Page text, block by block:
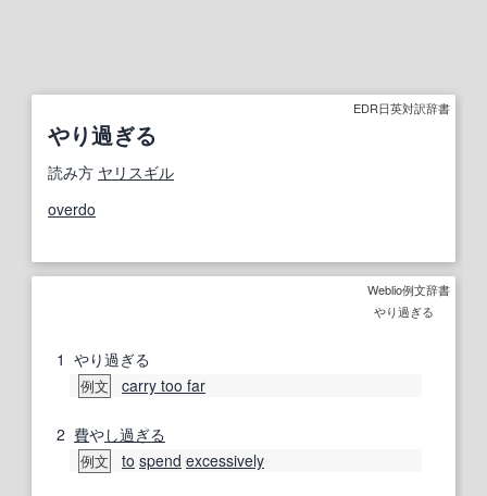
EDR日英対訳辞書
やり過ぎる
読み方 ヤリスギル
overdo
Weblio例文辞書
やり過ぎる
1 やり過ぎる
例文 carry too far
2 費やし過ぎる
例文 to spend excessively